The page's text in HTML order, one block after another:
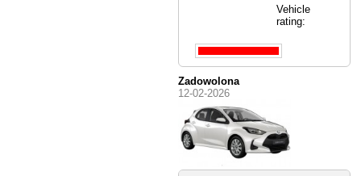
Vehicle
rating:
Zadowolona
12-02-2026